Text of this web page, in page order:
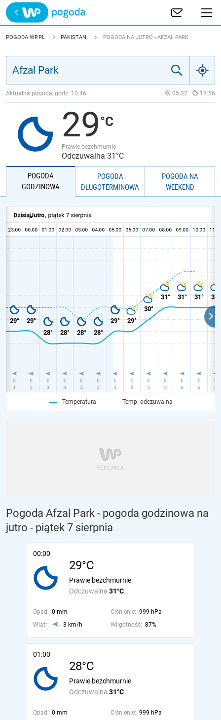
Trwa ładowanie
POLSKA
JAKOŚĆ POWIETRZA
POGODA WP.PL PAKISTAN POGODA NA JUTRO - AFZAL PARK
Aktualna pogoda, godz. 10:46 05:22 18:56
29
Prawie bezchmurnie
Odczuwalna 31°C
POGODA
GODZINOWA
POGODA
DŁUGOTERMINOWA
POGODA NA
WEEKEND
Temperatura Temp. odczuwalna
Pogoda Afzal Park - pogoda godzinowa na
jutro - piątek 7 sierpnia
00:00
29°C
Odczuwalna 31°C
Prawie bezchmurnie
Opad: 0 mm Ciśnienie: 999 hPa
Wiatr:
3 km/h Wilgotność: 87%
01:00
28°C
Odczuwalna 31°C
Prawie bezchmurnie
Opad: 0 mm Ciśnienie: 999 hPa